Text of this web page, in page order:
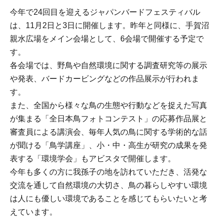
今年で24回目を迎えるジャパンバードフェスティバル
は、11月2日と3日に開催します。昨年と同様に、手賀沼
親水広場をメイン会場として、6会場で開催する予定で
す。
各会場では、野鳥や自然環境に関する調査研究等の展示
や発表、バードカービングなどの作品展示が行われま
す。
また、全国から様々な鳥の生態や行動などを捉えた写真
が集まる「全日本鳥フォトコンテスト」の応募作品展と
審査員による講演会、毎年人気の鳥に関する学術的な話
が聞ける「鳥学講座」、小・中・高生が研究の成果を発
表する「環境学会」もアビスタで開催します。
今年も多くの方に我孫子の地を訪れていただき、活発な
交流を通して自然環境の大切さ、鳥の暮らしやすい環境
は人にも優しい環境であることを感じてもらいたいと考
えています。